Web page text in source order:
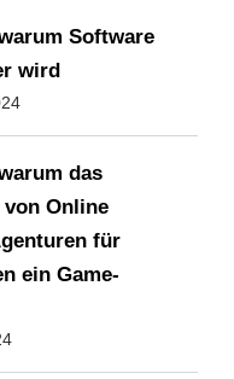
Software
wird
das
von Online
für
ein Game-